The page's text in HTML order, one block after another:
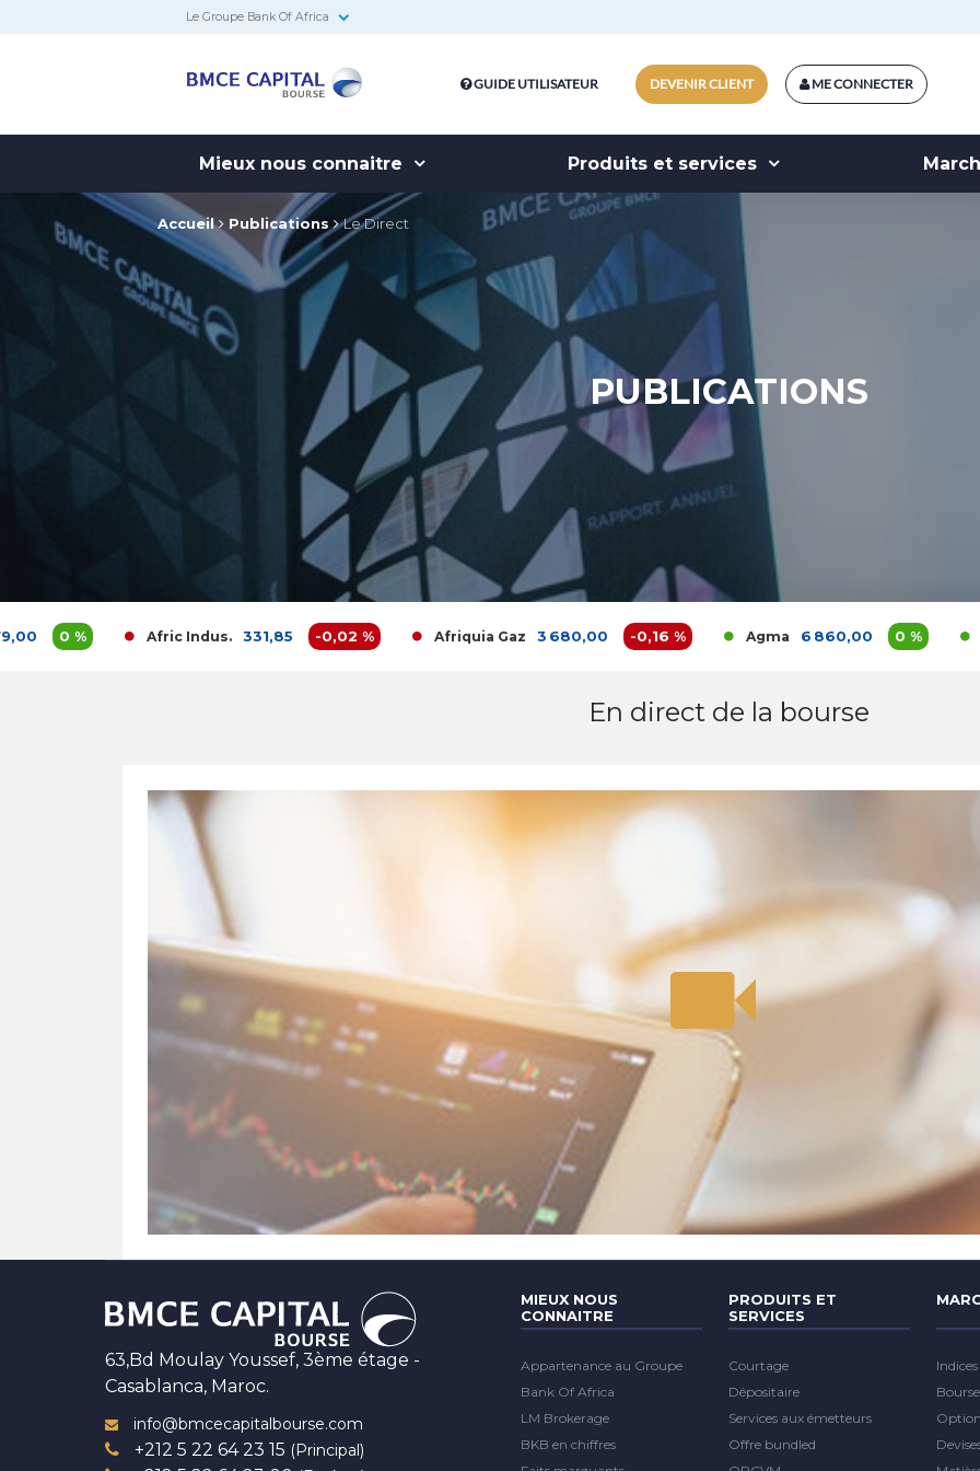
Le Groupe Bank Of Africa
Bourse
ME CONNECTER
DEVENIR CLIENT
GUIDE UTILISATEUR
Mieux nous connaitre Produits et services
Accueil Publications Le Direct
PUBLICATIONS
0 % Afric Indus. 331,85 -0,02 % Afriquia Gaz 3 680,00 -0,16 % Agma 6 860,00 0 % Akdital
En direct de la bourse
63,Bd Moulay Youssef, 3ème étage -
Casablanca, Maroc.
info@bmcecapitalbourse.com
+212 5 22 64 23 15 (Principal)
MIEUX NOUS
CONNAITRE
Appartenance au Groupe
Bank Of Africa
LM Brokerage
BKB en chiffres
PRODUITS ET
SERVICES
Courtage
Dépositaire
Services aux émetteurs
Offre bundled
Indices